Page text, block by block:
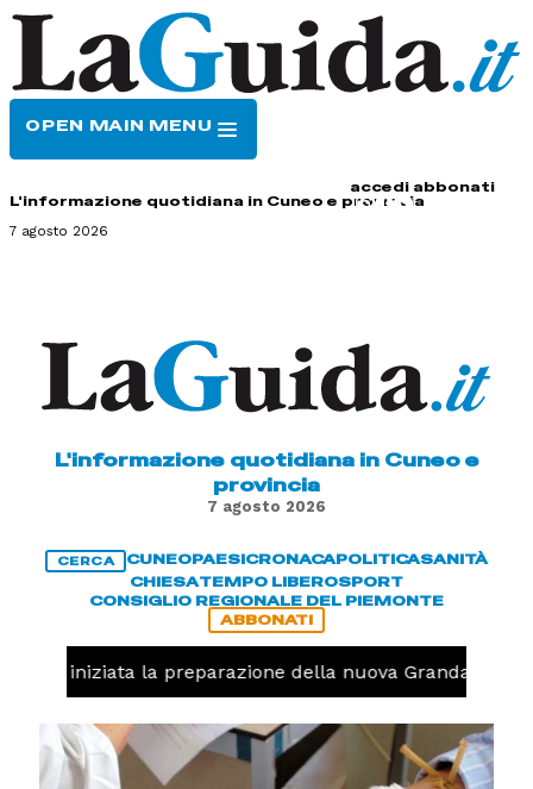
OPEN MAIN MENU
accedi abbonati
L'informazione quotidiana in Cuneo e provincia
7 agosto 2026
L'informazione quotidiana in Cuneo e
provincia
7 agosto 2026
CERCA CUNEOPAESICRONACAPOLITICASANITÀ
CHIESATEMPO LIBEROSPORT
CONSIGLIO REGIONALE DEL PIEMONTE
ABBONATI
iniziata la preparazione della nuova Granda Volley